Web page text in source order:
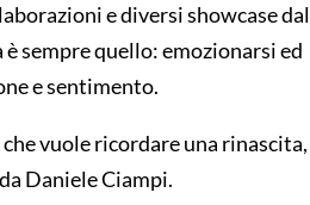
e diversi showcase dal
sempre quello: emozionarsi ed
e sentimento.
vuole ricordare una rinascita,
Daniele Ciampi.